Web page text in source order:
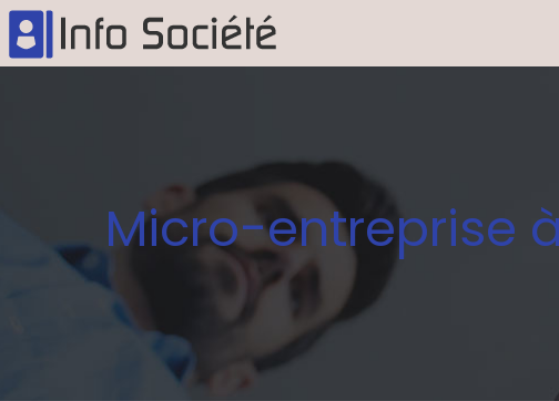
Micro-entreprise